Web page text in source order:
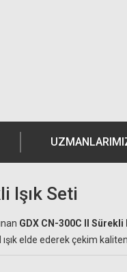
Işık Seti
GDX CN-300C II Sürekli
elde ederek çekim